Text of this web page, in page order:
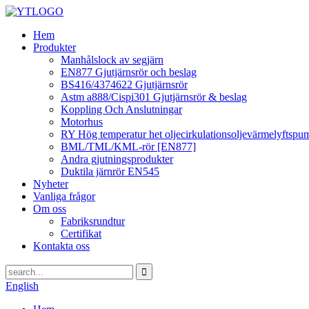
Hem
Produkter
Manhålslock av segjärn
EN877 Gjutjärnsrör och beslag
BS416/4374622 Gjutjärnsrör
Astm a888/Cispi301 Gjutjärnsrör & beslag
Koppling Och Anslutningar
Motorhus
RY Hög temperatur het
BML/TML/KML-rör [EN877]
Andra gjutningsprodukter
Duktila järnrör EN545
Nyheter
Vanliga frågor
Om oss
Fabriksrundtur
Certifikat
Kontakta oss
English